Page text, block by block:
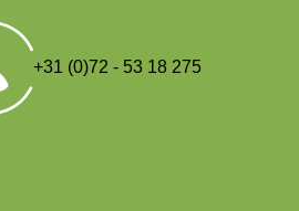
+31 (0)72 - 53 18 275